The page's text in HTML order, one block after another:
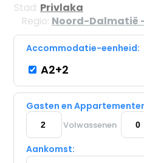
Stad: Privlaka
Regio: Noord-Dalmatië
Accommodatie-eenheid:
A2+2
Gasten en
Volwassenen
Aankomst: